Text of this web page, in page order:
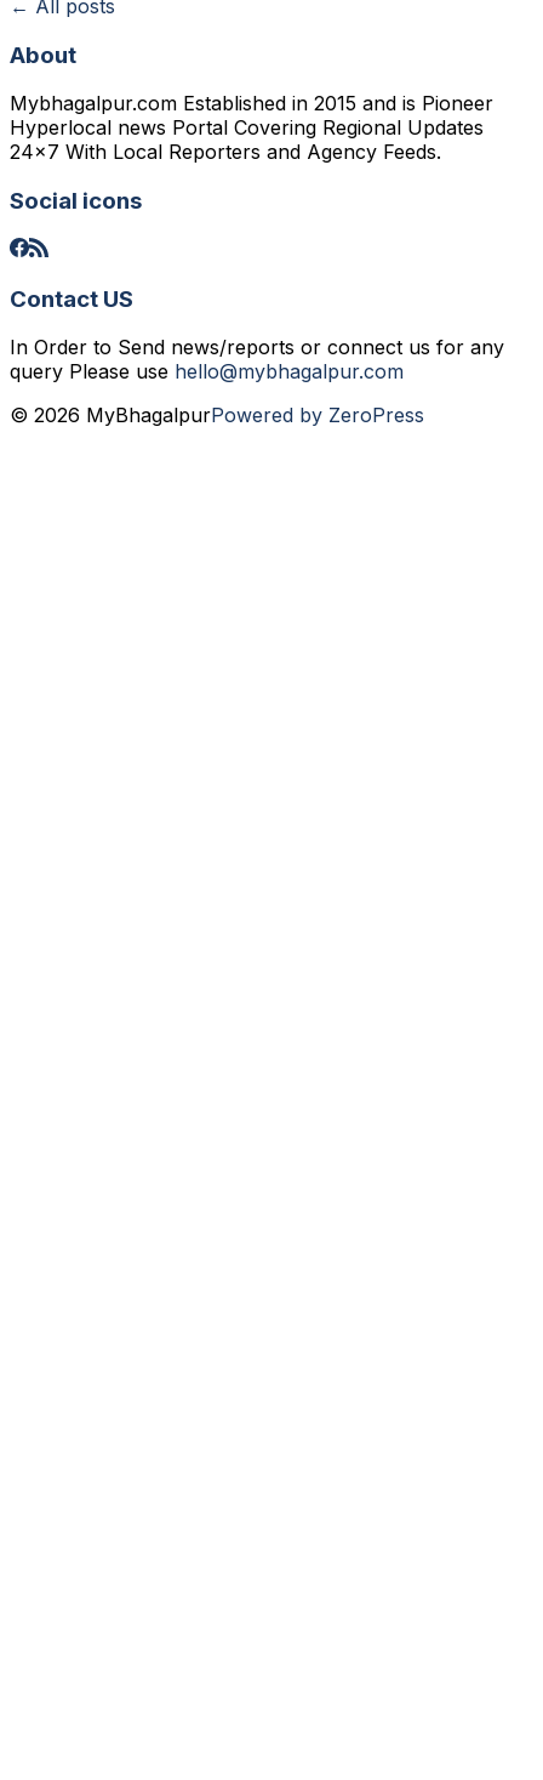
← All posts
About
Mybhagalpur.com Established in 2015 and is Pioneer
Hyperlocal news Portal Covering Regional Updates
24x7 With Local Reporters and Agency Feeds.
Social icons
Contact US
In Order to Send news/reports or connect us for any
query Please use hello@mybhagalpur.com
© 2026 MyBhagalpurPowered by ZeroPress